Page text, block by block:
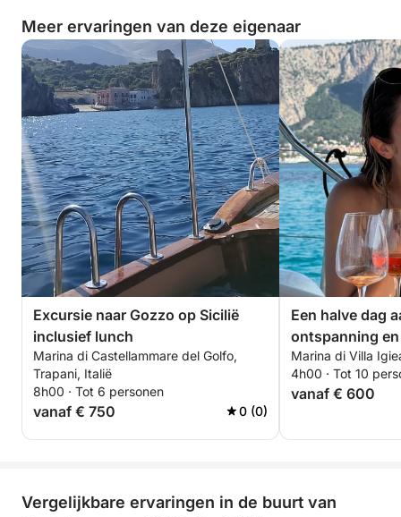
Meer ervaringen van deze eigenaar
Excursie naar Gozzo op Sicilië
inclusief lunch
Marina di Castellammare del Golfo,
Trapani, Italië
8h00 · Tot 6 personen
vanaf € 750 0 (0)
Een halve dag
ontspanning
Marina di Villa
4h00 · Tot 10
vanaf € 600
Vergelijkbare ervaringen in de buurt van